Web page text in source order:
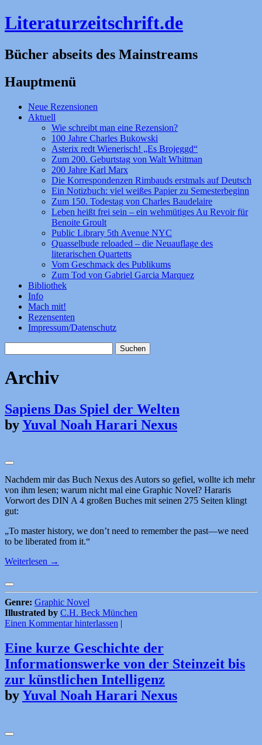
Literaturzeitschrift.de
Bücher abseits des Mainstreams
Hauptmenü
Zum
Inhalt
Neue Rezensionen
Aktuell
Wie schreibt man eine Rezension?
100 Jahre Charles Bukowski
Asterix redt Wienerisch! „Es Brojeggd“
Zum 200. Geburtstag von Walt Whitman
200 Jahre Karl Marx
Die Korrespondenzen Rimbauds erstmals auf Deutsch
Ein Notizbuch: viel weißes Papier zu Semesterbeginn
Zum 150. Todestag von Charles Baudelaire
Leben heißt frei sein – ein wehmütiges Au Revoir für
Benoite Groult
Public Library 5th Avenue NYC
Quasselbude reloaded – die Neuauflage des
literarischen Quartetts
Vom Geschmack des Publikums
Zum Tod von Gabriel Garcia Marquez
Bibliothek
Info
Mach mit!
Rezensenten
Impressum/Datenschutz
nach:
Archiv
Sapiens Das Spiel der Welten
byYuval Noah Harari Nexus
Nachdem mir das Buch Nexus des Autors so gefiel, wollte ich mehr
von ihm lesen; warum nicht mal eine Graphic Novel? Hararis
Vorwort des DIN A 4 großen Buches mit seinen 275 Seiten klingt
gut:
„To master history, we don’t need to remember the past—we need
to be liberated from it.“
Weiterlesen →
Genre: Graphic Novel
Illustrated by C.H. Beck München
Einen Kommentar hinterlassen
Eine kurze Geschichte der
Informationswerke von der Steinzeit bis
zur künstlichen Intelligenz
byYuval Noah Harari Nexus